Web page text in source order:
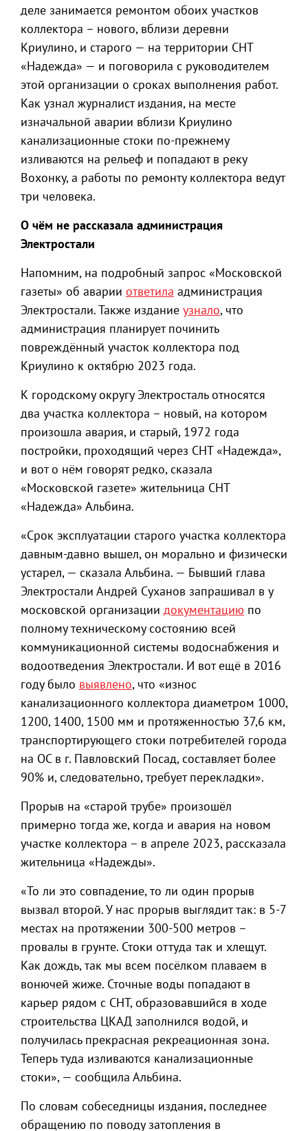
деле занимается ремонтом обоих участков
коллектора – нового, вблизи деревни
Криулино, и старого — на территории СНТ
«Надежда» — и поговорила с руководителем
этой организации о сроках выполнения работ.
Как узнал журналист издания, на месте
изначальной аварии вблизи Криулино
канализационные стоки по-прежнему
изливаются на рельеф и попадают в реку
Вохонку, а работы по ремонту коллектора ведут
три человека.
О чём не рассказала администрация
Электростали
Напомним, на подробный запрос «Московской
газеты» об аварии ответила администрация
Электростали. Также издание узнало, что
администрация планирует починить
повреждённый участок коллектора под
Криулино к октябрю 2023 года.
К городскому округу Электросталь относятся
два участка коллектора – новый, на котором
произошла авария, и старый, 1972 года
постройки, проходящий через СНТ «Надежда»,
и вот о нём говорят редко, сказала
«Московской газете» жительница СНТ
«Надежда» Альбина.
«Срок эксплуатации старого участка коллектора
давным-давно вышел, он морально и физически
устарел, — сказала Альбина. — Бывший глава
Электростали Андрей Суханов запрашивал в у
московской организации документацию по
полному техническому состоянию всей
коммуникационной системы водоснабжения и
водоотведения Электростали. И вот ещё в 2016
году было выявлено, что «износ
канализационного коллектора диаметром 1000,
1200, 1400, 1500 мм и протяженностью 37,6 км,
транспортирующего стоки потребителей города
на ОС в г. Павловский Посад, составляет более
90% и, следовательно, требует перекладки».
Прорыв на «старой трубе» произошёл
примерно тогда же, когда и авария на новом
участке коллектора – в апреле 2023, рассказала
жительница «Надежды».
«То ли это совпадение, то ли один прорыв
вызвал второй. У нас прорыв выглядит так: в 5-7
местах на протяжении 300-500 метров –
провалы в грунте. Стоки оттуда так и хлещут.
Как дождь, так мы всем посёлком плаваем в
вонючей жиже. Сточные воды попадают в
карьер рядом с СНТ, образовавшийся в ходе
строительства ЦКАД заполнился водой, и
получилась прекрасная рекреационная зона.
Теперь туда изливаются канализационные
стоки», — сообщила Альбина.
По словам собеседницы издания, последнее
обращению по поводу затопления в